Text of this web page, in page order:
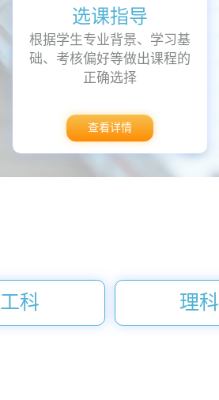
选课指导
根据学生专业背景、学习基
础、考核偏好等做出课程的
正确选择
查看详情
工科 理科